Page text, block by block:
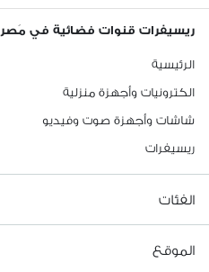
ريسيفرات قنوات فضائية في مَصر
الرئيسية
الكترونيات وأجهزة منزلية
شاشات وأجهزة صوت وفيديو
ريسيفرات
الفئات
الموقع